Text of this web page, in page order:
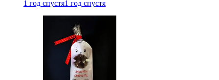
1 год спустя1 год спустя